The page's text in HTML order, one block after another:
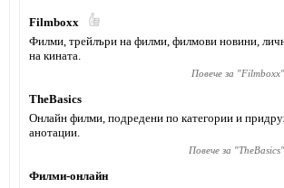
Filmboxx
Филми, трейлъри на филми, филмови новини,
на кината.
Повече за "Filmboxx"
TheBasics
Онлайн филми, подредени по категории и
анотации.
Повече за "TheBasics"
Филми-онлайн